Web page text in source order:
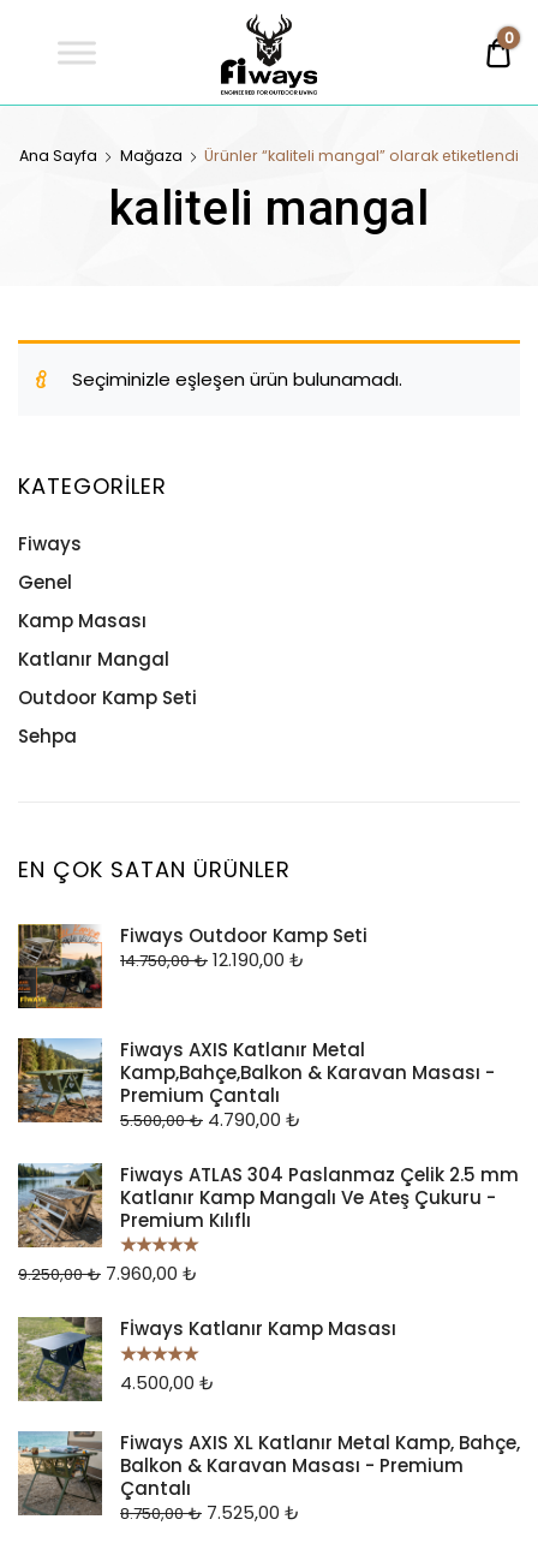
0
Ana Sayfa Mağaza Ürünler “kaliteli mangal” olarak etiketlendi
kaliteli mangal
Seçiminizle eşleşen ürün bulunamadı.
KATEGORILER
Fiways
Genel
Kamp Masası
Katlanır Mangal
Outdoor Kamp Seti
Sehpa
EN ÇOK SATAN ÜRÜNLER
Fiways Outdoor Kamp Seti
14.750,00₺ 12.190,00 ₺
Fiways AXIS Katlanır Metal
Kamp,Bahçe,Balkon & Karavan Masası -
Premium Çantalı
5.500,00₺ 4.790,00 ₺
Fiways ATLAS 304 Paslanmaz Çelik 2.5 mm
Katlanır Kamp Mangalı Ve Ateş Çukuru -
Premium Kılıflı
5 üzerinden
9.250,00₺ 7.960,00 ₺
Fİways Katlanır Kamp Masası
5 üzerinden
4.500,00 ₺
Fiways AXIS XL Katlanır Metal Kamp, Bahçe,
Balkon & Karavan Masası - Premium
Çantalı
8.750,00₺ 7.525,00 ₺